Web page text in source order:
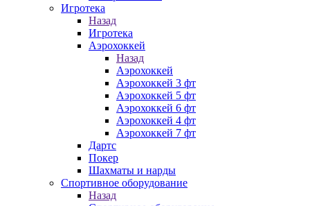
Игротека
Назад
Игротека
Аэрохоккей
Назад
Аэрохоккей
Аэрохоккей 3 фт
Аэрохоккей 5 фт
Аэрохоккей 6 фт
Аэрохоккей 4 фт
Аэрохоккей 7 фт
Дартс
Покер
Шахматы и нарды
Спортивное оборудование
Назад